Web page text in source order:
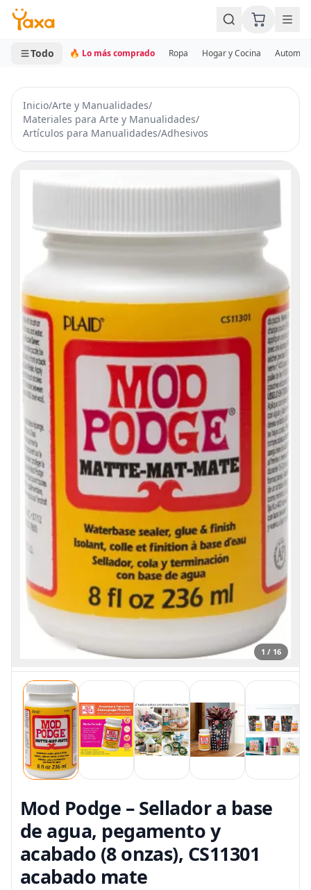
MINI CARRITO
0 productos
Todo 🔥 Lo más comprado Ropa Hogar y Cocina
Inicio/Arte y Manualidades/
Materiales para Arte y Manualidades/
Artículos para Manualidades/Adhesivos
1 / 16
Mod Podge – Sellador a base
de agua, pegamento y
acabado (8 onzas), CS11301
acabado mate